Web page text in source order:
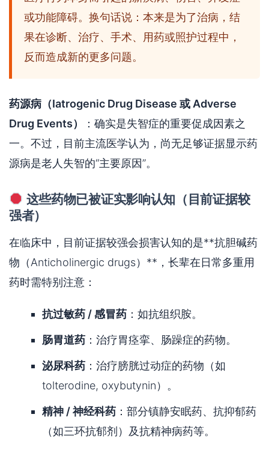
或功能障碍。换句话说：本来是为了治病，结
果在诊断、治疗、手术、用药或照护过程中，
反而造成新的更多问题。
药源病（Iatrogenic Drug Disease 或 Adverse
Drug Events）
：确实是失智症的重要促成因素之
一。不过，目前主流医学认为，尚无足够证据显示药
源病是老人失智的“主要原因”。
这些药物已被证实影响认知（目前证据较
强者）
在临床中，目前证据较强会损害认知的是**抗胆碱药
物（Anticholinergic drugs）**，长辈在日常多重用
药时需特别注意：
抗过敏药 / 感冒药 ：如抗组织胺。
肠胃道药 ：治疗胃痉挛、肠躁症的药物。
泌尿科药 ：治疗膀胱过动症的药物（如
tolterodine, oxybutynin）。
精神 / 神经科药 ：部分镇静安眠药、抗抑郁药
（如三环抗郁剂）及抗精神病药等。